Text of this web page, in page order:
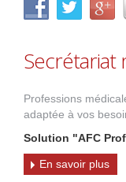
Secrétariat
Professions
adaptée à vos
Solution "AFC
En savoir plus